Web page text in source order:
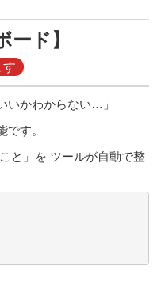
ド】
いかわからない…」
す。
と」を ツールが自動で整